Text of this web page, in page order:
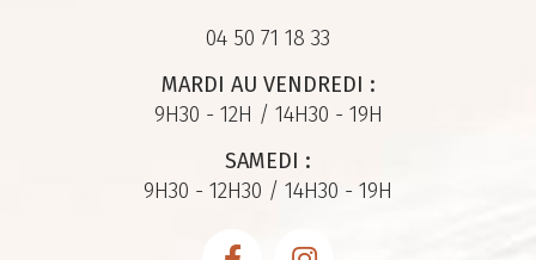
04 50 71 18 33
MARDI AU VENDREDI :
9H30 - 12H / 14H30 - 19H
SAMEDI :
9H30 - 12H30 / 14H30 - 19H